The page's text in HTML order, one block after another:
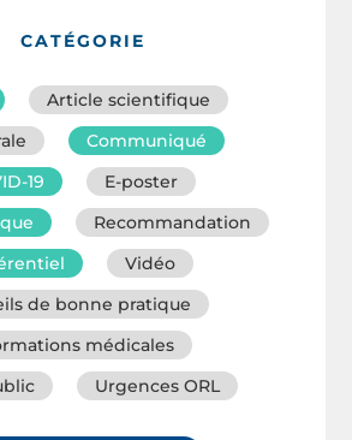
CATÉGORIE
Article scientifique
Communiqué
19
E-poster
Recommandation
Vidéo
de bonne pratique
médicales
Urgences ORL